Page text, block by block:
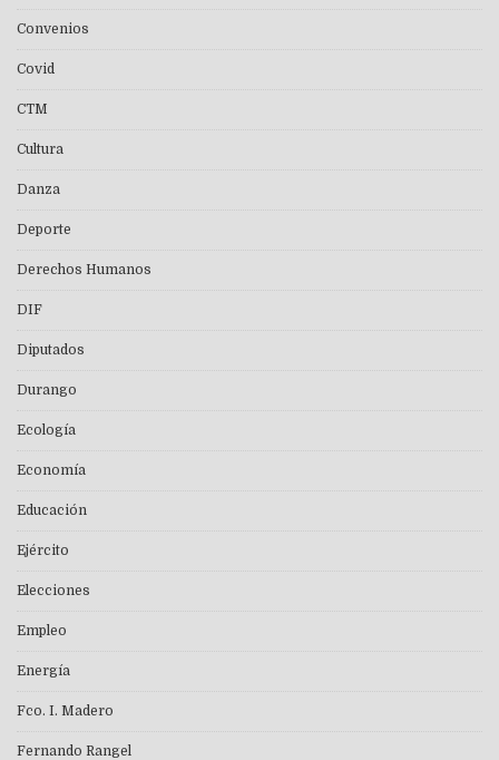
Convenios
Covid
CTM
Cultura
Danza
Deporte
Derechos Humanos
DIF
Diputados
Durango
Ecología
Economía
Educación
Ejército
Elecciones
Empleo
Energía
Fco. I. Madero
Fernando Rangel